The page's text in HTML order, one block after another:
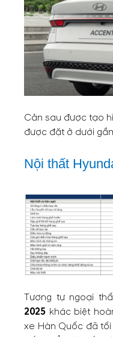
Cản sau được tạo
được đặt ở dưới
Nội thất
Tương tự ngoại
2025 khác biệt
xe Hàn Quốc đã